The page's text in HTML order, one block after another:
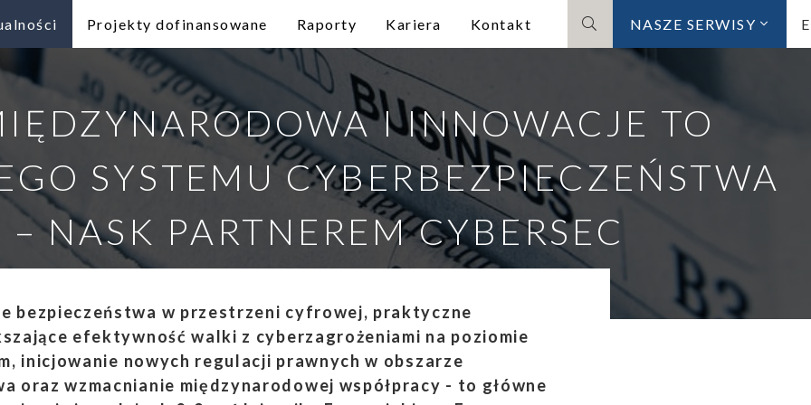
Projekty dofinansowane Raporty Kariera
Kontakt
NASZE SERWISY
I INNOWACJE TO
SYSTEMU CYBERBEZPIECZEŃSTWA
NASK PARTNEREM CYBERSEC
bezpieczeństwa w przestrzeni cyfrowej, praktyczne
efektywność walki z cyberzagrożeniami na poziomie
inicjowanie nowych regulacji prawnych w obszarze
oraz wzmacnianie międzynarodowej współpracy - to główne